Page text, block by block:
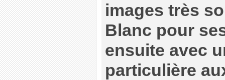
images très
Blanc pour
ensuite avec
particulière